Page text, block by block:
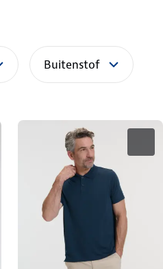
Buitenstof